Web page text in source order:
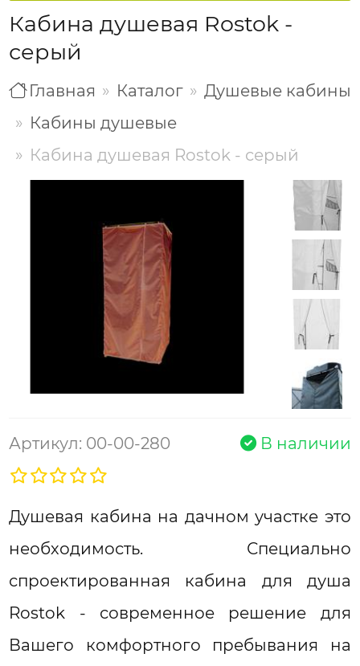
Кабина душевая Rostok -
серый
Главная Каталог
Душевые кабины
Кабины душевые
Кабина душевая Rostok - серый
Артикул: 00-00-280 В наличии
Душевая кабина на дачном участке это
необходимость. Специально
спроектированная кабина для душа
Rostok - современное решение для
Вашего комфортного пребывания на